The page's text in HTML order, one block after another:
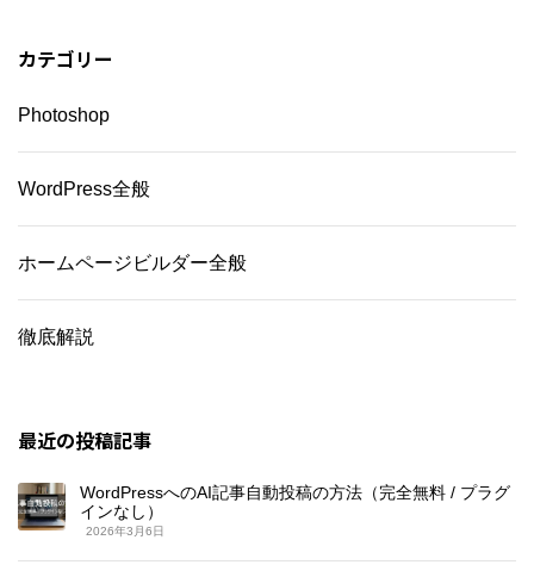
カテゴリー
Photoshop
WordPress全般
ホームページビルダー全般
徹底解説
最近の投稿記事
WordPressへのAI記事自動投稿の方法（完全無料 / プラグ
インなし）
2026年3月6日